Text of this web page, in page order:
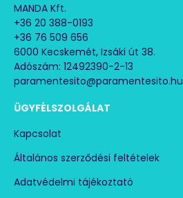
MANDA Kft.
+36 20 388-0193
+36 76 509 656
6000 Kecskemét, Izsáki út 38.
Adószám: 12492390-2-13
paramentesito@paramentesito.hu
ÜGYFÉLSZOLGÁLAT
Kapcsolat
Általános szerződési feltételek
Adatvédelmi tájékoztató